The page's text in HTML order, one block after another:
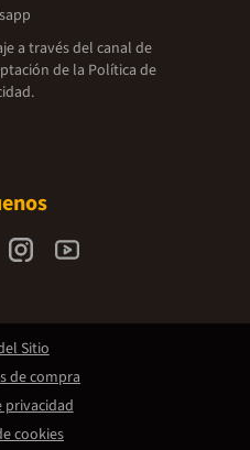
a través del canal de
de la Política de
Sitio
de compra
privacidad
cookies